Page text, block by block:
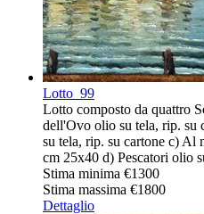
Lotto 99
Lotto composto da quattro
dell'Ovo olio su tela, rip. su
su tela, rip. su cartone c) Al
cm 25x40 d) Pescatori olio
Stima minima €1300
Stima massima €1800
Dettaglio